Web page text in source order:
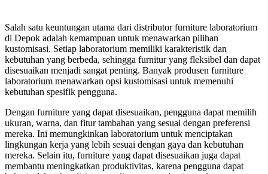
Salah satu keuntungan utama dari distributor furniture laboratorium
di Depok adalah kemampuan untuk menawarkan pilihan
kustomisasi. Setiap laboratorium memiliki karakteristik dan
kebutuhan yang berbeda, sehingga furnitur yang fleksibel dan dapat
disesuaikan menjadi sangat penting. Banyak produsen furniture
laboratorium menawarkan opsi kustomisasi untuk memenuhi
kebutuhan spesifik pengguna.
Dengan furniture yang dapat disesuaikan, pengguna dapat memilih
ukuran, warna, dan fitur tambahan yang sesuai dengan preferensi
mereka. Ini memungkinkan laboratorium untuk menciptakan
lingkungan kerja yang lebih sesuai dengan gaya dan kebutuhan
mereka. Selain itu, furniture yang dapat disesuaikan juga dapat
membantu meningkatkan produktivitas, karena pengguna dapat